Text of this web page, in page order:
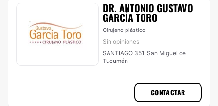
DR. ANTONIO GUSTAVO
GARCÍA TORO
Cirujano plástico
Sin opiniones
SANTIAGO 351, San Miguel de
Tucumán
CONTACTAR